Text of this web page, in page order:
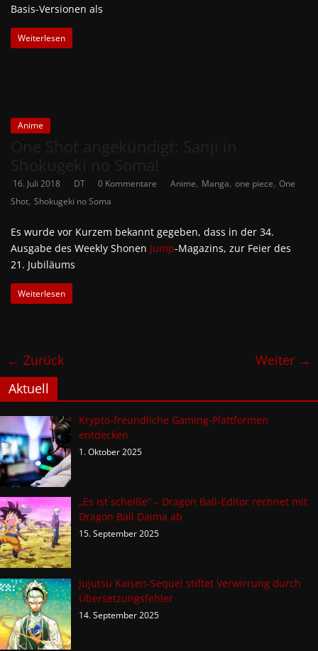
Basis-Versionen als
Weiterlesen
Anime
16. Juli 2018 DT 0 Kommentare Anime, Manga, one piece, One
Shot, Shokugeki no Soma
Es wurde vor Kurzem bekannt gegeben, dass in der 34.
Ausgabe des Weekly Shonen Jump-Magazins, zur Feier des
21. Jubiläums
Weiterlesen
← Zurück
Weiter →
Aktuell
Krypto-freundliche Gaming-Plattformen
entdecken
1. Oktober 2025
„Es ist scheiße“ – Dragon Ball-Editor rechnet mit
Dragon Ball Daima ab
15. September 2025
Jujutsu Kaisen-Sequel stiftet Verwirrung durch
Übersetzungsfehler
14. September 2025